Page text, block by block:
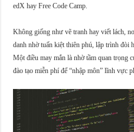
edX hay Free Code Camp.
Không giống như vẽ tranh hay viết lách,
danh nhờ tuấn kiệt thiên phú, lập trình đòi
Một điều may mắn là nhờ tầm quan trọng
đào tạo miễn phí để “nhập môn” lĩnh vực